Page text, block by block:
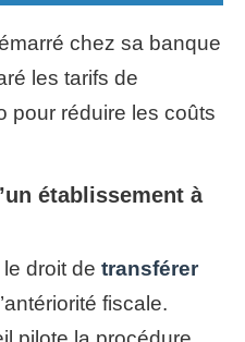
chez sa banque
les tarifs de
pour réduire les coûts
établissement à
droit de transférer
fiscale.